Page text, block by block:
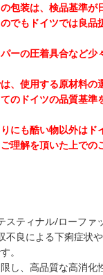
包装は、検品基準が
でもドイツでは良品
ーの圧着具合など少
、使用する原材料の
のドイツの品質基準
にも酷い物以外はド
理解を頂いた上での
スティナル/ローフ
不良による下痢症状
。
し、高品質な高消化